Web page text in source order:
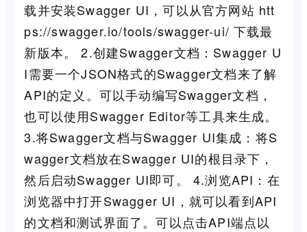
载并安装Swagger UI，可以从官方网站 htt
ps://swagger.io/tools/swagger-ui/ 下载最
新版本。 2.创建Swagger文档：Swagger U
I需要一个JSON格式的Swagger文档来了解
API的定义。可以手动编写Swagger文档，
也可以使用Swagger Editor等工具来生成。
3.将Swagger文档与Swagger UI集成：将S
wagger文档放在Swagger UI的根目录下，
然后启动Swagger UI即可。 4.浏览API：在
浏览器中打开Swagger UI，就可以看到API
的文档和测试界面了。可以点击API端点以